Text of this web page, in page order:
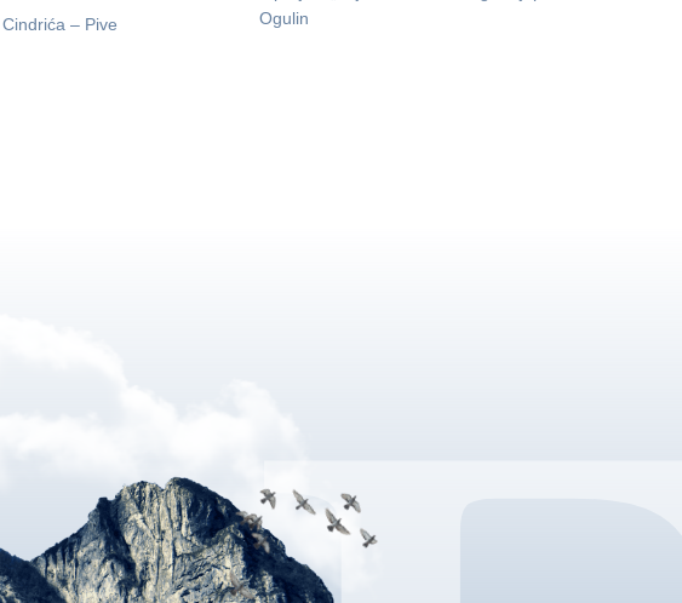
– Pive
Ogulin